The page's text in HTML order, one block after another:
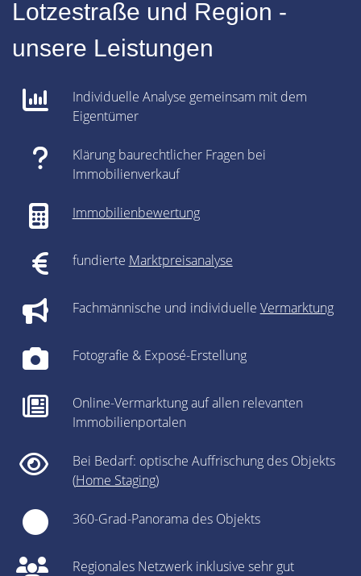
Lotzestraße und Region -
unsere Leistungen
Individuelle Analyse gemeinsam mit dem
Eigentümer
Klärung baurechtlicher Fragen bei
Immobilienverkauf
Immobilienbewertung
fundierte Marktpreisanalyse
Fachmännische und individuelle Vermarktung
Fotografie & Exposé-Erstellung
Online-Vermarktung auf allen relevanten
Immobilienportalen
Bei Bedarf: optische Auffrischung des Objekts
(Home Staging)
360-Grad-Panorama des Objekts
Regionales Netzwerk inklusive sehr gut